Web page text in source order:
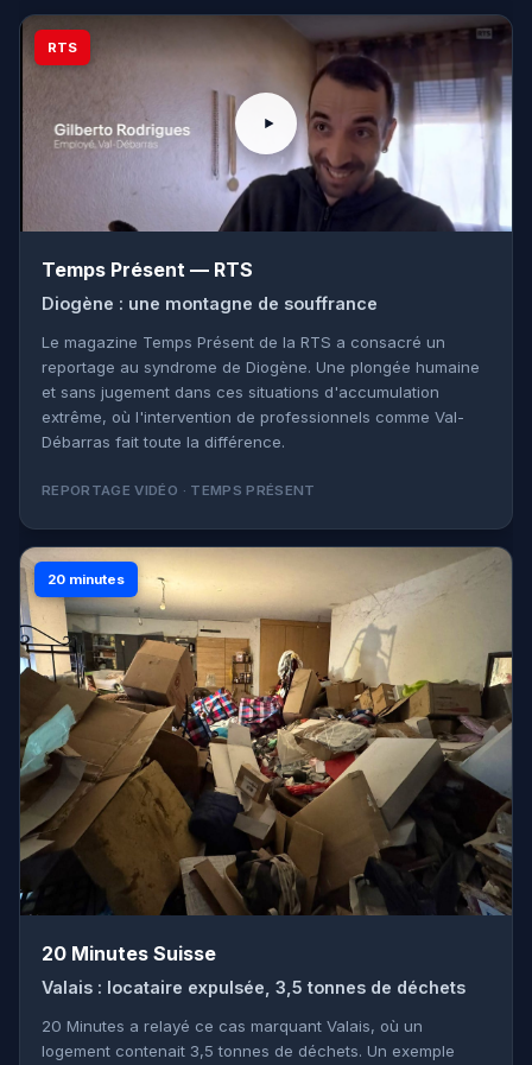
RTS
Temps Présent — RTS
Diogène : une montagne de souffrance
Le magazine Temps Présent de la RTS a consacré un
reportage au syndrome de Diogène. Une plongée humaine
et sans jugement dans ces situations d'accumulation
extrême, où l'intervention de professionnels comme Val-
Débarras fait toute la différence.
REPORTAGE VIDÉO · TEMPS PRÉSENT
20 minutes
20 Minutes Suisse
Valais : locataire expulsée, 3,5 tonnes de déchets
20 Minutes a relayé ce cas marquant Valais, où un
logement contenait 3,5 tonnes de déchets. Un exemple